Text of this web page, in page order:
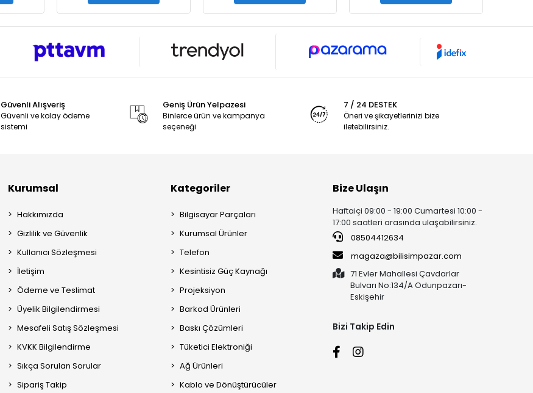
Güvenli Alışveriş
Güvenli ve kolay ödeme
sistemi
Geniş Ürün Yelpazesi
Binlerce ürün ve kampanya
seçeneği
7 / 24 DESTEK
Öneri ve şikayetlerinizi bize
iletebilirsiniz.
Kurumsal
Hakkımızda
Gizlilik ve Güvenlik
Kullanıcı Sözleşmesi
İletişim
Ödeme ve Teslimat
Üyelik Bilgilendirmesi
Mesafeli Satış Sözleşmesi
KVKK Bilgilendirme
Sıkça Sorulan Sorular
Sipariş Takip
Kategoriler
Bilgisayar Parçaları
Kurumsal Ürünler
Telefon
Kesintisiz Güç Kaynağı
Projeksiyon
Barkod Ürünleri
Baskı Çözümleri
Tüketici Elektroniği
Ağ Ürünleri
Kablo ve Dönüştürücüler
Bize Ulaşın
Haftaiçi 09:00 - 19:00 Cumartesi 10:00 -
17:00 saatleri arasında ulaşabilirsiniz.
08504412634
magaza@bilisimpazar.com
71 Evler Mahallesi Çavdarlar
Bulvarı No:134/A Odunpazarı-
Eskişehir
Bizi Takip Edin